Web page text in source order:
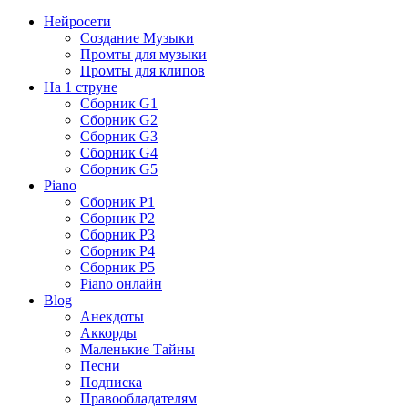
Нейросети
Создание Музыки
Промты для музыки
Промты для клипов
На 1 струне
Сборник G1
Сборник G2
Сборник G3
Сборник G4
Сборник G5
Piano
Сборник P1
Сборник P2
Сборник P3
Сборник P4
Сборник P5
Piano онлайн
Blog
Анекдоты
Аккорды
Маленькие Тайны
Песни
Подписка
Правообладателям